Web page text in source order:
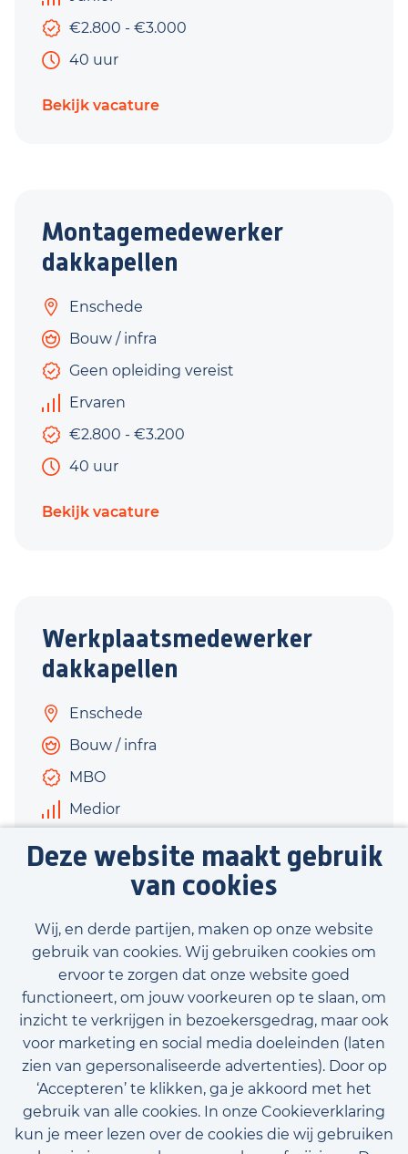
Deze website maakt gebruik
van cookies
Wij, en derde partijen, maken op onze website
gebruik van cookies. Wij gebruiken cookies om
ervoor te zorgen dat onze website goed
functioneert, om jouw voorkeuren op te slaan, om
inzicht te verkrijgen in bezoekersgedrag, maar ook
voor marketing en social media doeleinden (laten
zien van gepersonaliseerde advertenties). Door op
‘Accepteren’ te klikken, ga je akkoord met het
gebruik van alle cookies. In onze Cookieverklaring
kun je meer lezen over de cookies die wij gebruiken
€2.800 - €3.000
40 uur
Bekijk vacature
Montagemedewerker
dakkapellen
Enschede
Bouw / infra
Geen opleiding vereist
Ervaren
€2.800 - €3.200
40 uur
Bekijk vacature
Werkplaatsmedewerker
dakkapellen
Enschede
Bouw / infra
MBO
Medior
€2.800 - €3.000
Bekijk vacature
Bekijk onze beschikbare vacatures